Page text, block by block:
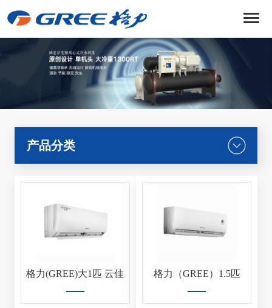
产品分类
格力(GREE)大1匹 云佳 格力（GREE）1.5匹